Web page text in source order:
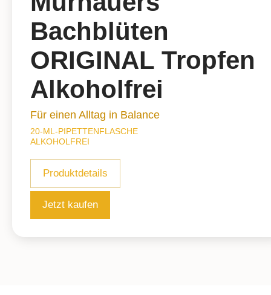
Bachblüten
ORIGINAL Tropfen
Alkoholfrei
Für einen Alltag in Balance
20-ML-PIPETTENFLASCHE
ALKOHOLFREI
Produktdetails
Jetzt kaufen